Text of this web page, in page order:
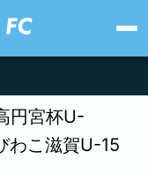
円宮杯U-
わこ滋賀U-15